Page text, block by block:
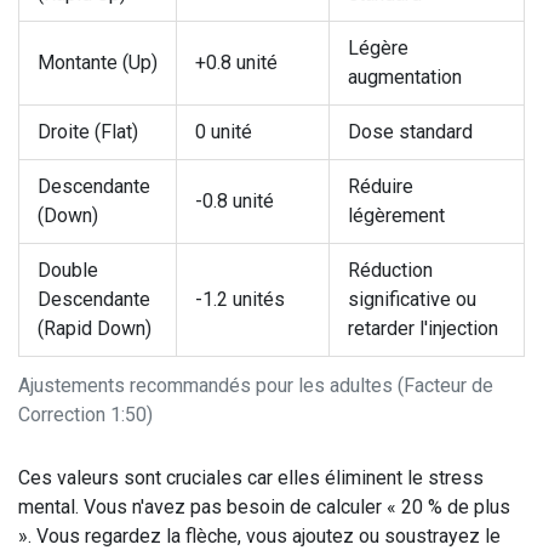
Ajustements recommandés pour les adultes (Facteur de
Correction 1:50)
Montante (Up) +0.8 unité
Légère
augmentation
Droite (Flat) 0 unité Dose standard
Descendante
(Down)
-0.8 unité
Réduire
légèrement
Double
Descendante
(Rapid Down)
-1.2 unités
Réduction
significative ou
retarder l'injection
Ces valeurs sont cruciales car elles éliminent le stress
mental. Vous n'avez pas besoin de calculer « 20 % de plus
». Vous regardez la flèche, vous ajoutez ou soustrayez le